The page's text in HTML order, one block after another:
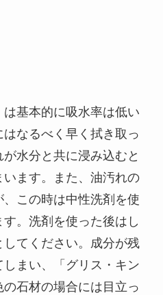
は基本的に吸水率は低い
なるべく早く拭き取っ
水分と共に浸み込むと
ます。また、油汚れの
この時は中性洗剤を使
。洗剤を使った後はし
てください。成分が残
まい、「グリス・キン
石材の場合には目立っ